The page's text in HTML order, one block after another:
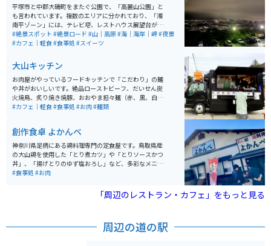
平塚市と中郡大磯町をまたぐ公園で、「高麗山公園」と
も言われています。複数のエリアに分かれており、「湘
南平ゾーン」には、テレビ塔、レストハウス展望台があ
ります。他にもバーベキューを楽しめる「子供の森ゾー
ン」、自然が楽しめる「浅間山ゾーン」があります。春
スポットとして知られています。
#絶景スポット #絶景ロード #山｜高原#海｜海岸｜岬#夜景
#カフェ｜軽食#食事処 #スイーツ
大山キッチン
お肉屋がやっているフードキッチンで「こだわり」の麺
や丼がおいしいです。絶品ローストビーフ、だいせん炭
火焼鳥、炙り焼き焼豚、おおやま担々麺（赤、黒、白）
などどれをとっても逸品です。不定期で営業場所が変わ
#カフェ｜軽食#食事処 #お肉#麺類
創作食卓 よかんべ
神奈川県足柄にある鶏料理専門の定食屋です。鳥取県産
の大山鶏を使用した「とり煮カツ」や「とりソースかつ
丼」、「揚げとりのゆず塩おろし」など、多彩なメニュ
ーが揃っています。自家精米のご飯とともに、ボリュー
小田急小田原線渋沢駅から車で約10分の場所にあり、駐
車場も完備されています。地元で人気の高いお店で、特
#食事処 #お肉
「周辺のレストラン・カフェ」をもっと見る
周辺の道の駅